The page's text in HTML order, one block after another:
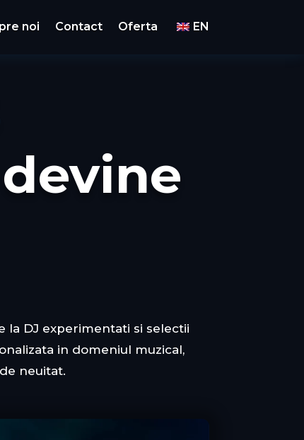
noi Contact Oferta EN
la DJ experimentati si selectii
in domeniul muzical,
neuitat.